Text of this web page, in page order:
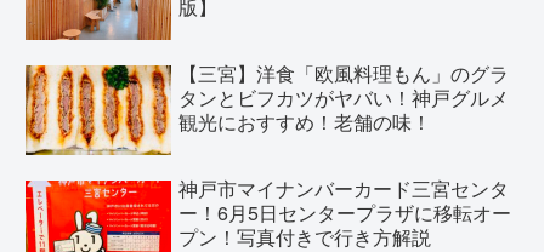
版】
【三宮】洋食「欧風料理もん」のグラ
タンとビフカツがヤバい！神戸グルメ
観光におすすめ！老舗の味！
神戸市マイナンバーカード三宮センタ
ー！6月5日センタープラザに移転オー
プン！写真付きで行き方解説